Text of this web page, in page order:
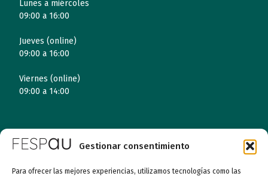
Gestionar consentimiento
Para ofrecer las mejores experiencias, utilizamos tecnologías como las
Lunes a miércoles
09:00 a 16:00
Jueves (online)
09:00 a 16:00
Viernes (online)
09:00 a 14:00
Quiénes somos